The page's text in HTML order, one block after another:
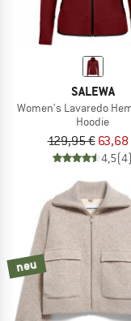
SALEWA
Women's Lavaredo
Hoodie
129,95 € 63,68
4,5(4)
neu